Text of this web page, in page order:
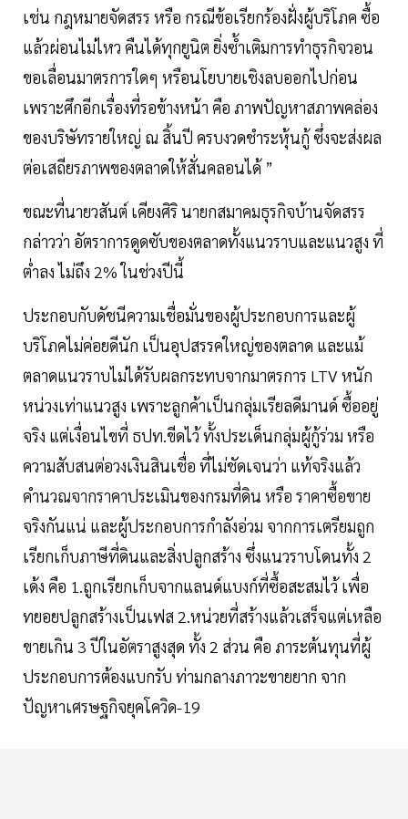
เช่น กฎหมายจัดสรร หรือ กรณีข้อเรียกร้องฝั่งผู้บริโภค ซื้อ
แล้วผ่อนไม่ไหว คืนได้ทุกยูนิต ยิ่งซ้ำเติมการทำธุรกิจวอน
ขอเลื่อนมาตรการใดๆ หรือนโยบายเชิงลบออกไปก่อน
เพราะศึกอีกเรื่องที่รอข้างหน้า คือ ภาพปัญหาสภาพคล่อง
ของบริษัทรายใหญ่ ณ สิ้นปี ครบงวดชำระหุ้นกู้ ซึ่งจะส่งผล
ต่อเสถียรภาพของตลาดให้สั่นคลอนได้ ”
ขณะที่นายวสันต์ เคียงศิริ นายกสมาคมธุรกิจบ้านจัดสรร
กล่าวว่า อัตราการดูดซับของตลาดทั้งแนวราบและแนวสูง ที่
ต่ำลง ไม่ถึง 2% ในช่วงปีนี้
ประกอบกับดัชนีความเชื่อมั่นของผู้ประกอบการและผู้
บริโภคไม่ค่อยดีนัก เป็นอุปสรรคใหญ่ของตลาด และแม้
ตลาดแนวราบไม่ได้รับผลกระทบจากมาตรการ LTV หนัก
หน่วงเท่าแนวสูง เพราะลูกค้าเป็นกลุ่มเรียลดีมานด์ ซื้ออยู่
จริง แต่เงื่อนไขที่ ธปท.ขีดไว้ ทั้งประเด็นกลุ่มผู้กู้ร่วม หรือ
ความสับสนต่อวงเงินสินเชื่อ ที่ไม่ชัดเจนว่า แท้จริงแล้ว
คำนวณจากราคาประเมินของกรมที่ดิน หรือ ราคาซื้อขาย
จริงกันแน่ และผู้ประกอบการกำลังอ่วม จากการเตรียมถูก
เรียกเก็บภาษีที่ดินและสิ่งปลูกสร้าง ซึ่งแนวราบโดนทั้ง 2
เด้ง คือ 1.ถูกเรียกเก็บจากแลนด์แบงก์ที่ซื้อสะสมไว้ เพื่อ
ทยอยปลูกสร้างเป็นเฟส 2.หน่วยที่สร้างแล้วเสร็จแต่เหลือ
ขายเกิน 3 ปีในอัตราสูงสุด ทั้ง 2 ส่วน คือ ภาระต้นทุนที่ผู้
ประกอบการต้องแบกรับ ท่ามกลางภาวะขายยาก จาก
ปัญหาเศรษฐกิจยุคโควิด-19